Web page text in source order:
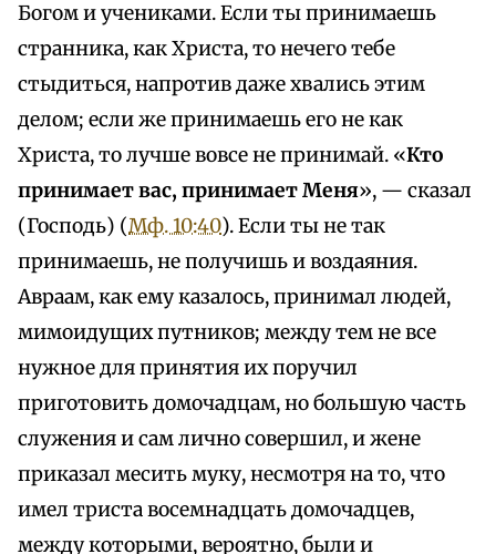
Богом и учениками. Если ты принимаешь
странника, как Христа, то нечего тебе
стыдиться, напротив даже хвались этим
делом; если же принимаешь его не как
Христа, то лучше вовсе не принимай. «Кто
принимает вас, принимает Меня», — сказал
(Господь) (Мф. 10:40). Если ты не так
принимаешь, не получишь и воздаяния.
Авраам, как ему казалось, принимал людей,
мимоидущих путников; между тем не все
нужное для принятия их поручил
приготовить домочадцам, но большую часть
служения и сам лично совершил, и жене
приказал месить муку, несмотря на то, что
имел триста восемнадцать домочадцев,
между которыми, вероятно, были и